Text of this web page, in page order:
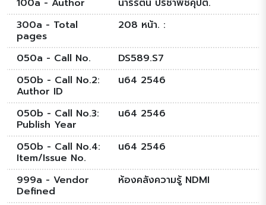
100a - Author
นารีรัตน์ ปรีชาพีชคุปต์.
300a - Total
pages
208 หน้า. :
050a - Call No.
DS589.S7
050b - Call No.2:
Author ID
น64 2546
050b - Call No.3:
Publish Year
น64 2546
050b - Call No.4:
Item/Issue No.
น64 2546
999a - Vendor
Defined
ห้องคลังความรู้ NDMI